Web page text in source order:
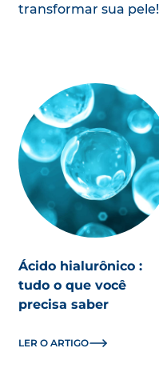
transformar sua pele!
Ácido hialurônico :
tudo o que você
precisa saber
LER O ARTIGO